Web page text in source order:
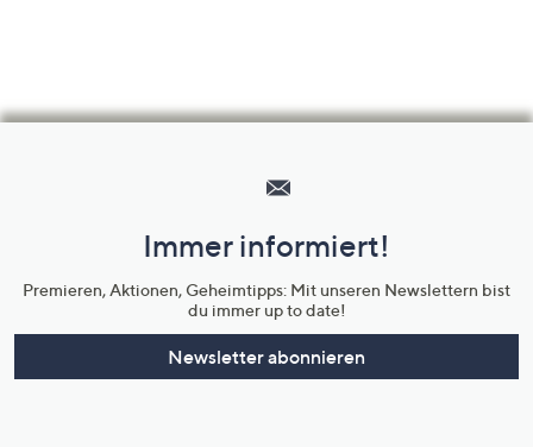
Unternehmensinformationen
Immer informiert!
Premieren, Aktionen, Geheimtipps: Mit unseren Newslettern bist
du immer up to date!
Newsletter abonnieren